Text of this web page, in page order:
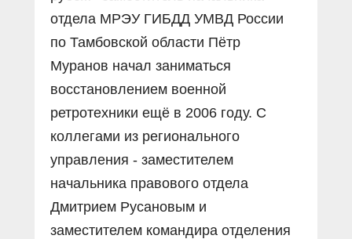
отдела МРЭУ ГИБДД УМВД России
по Тамбовской области Пётр
Муранов начал заниматься
восстановлением военной
ретротехники ещё в 2006 году. С
коллегами из регионального
управления - заместителем
начальника правового отдела
Дмитрием Русановым и
заместителем командира отделения